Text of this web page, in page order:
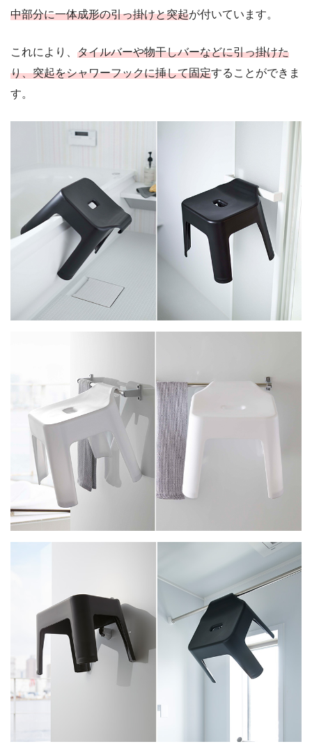
中部分に一体成形の引っ掛けと突起が付いています。
これにより、 タイルバーや物干しバーなどに引っ掛けた
り、突起をシャワーフックに挿して固定することができま
す。